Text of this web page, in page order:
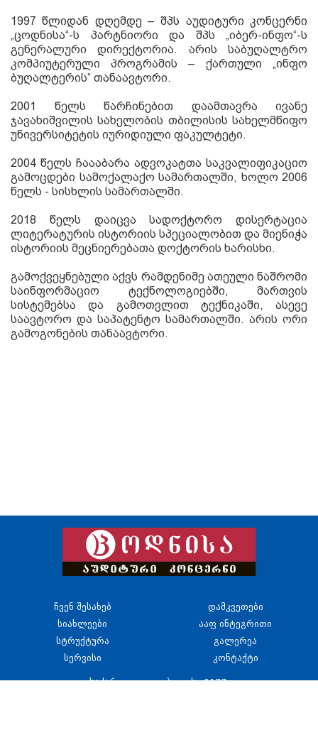
1997 წლიდან დღემდე – შპს აუდიტური კონცერნი
„ცოდნისა“-ს პარტნიორი და შპს „იბერ-ინფო“-ს
გენერალური დირექტორია. არის საბუღალტრო
კომპიუტერული პროგრამის – ქართული „ინფო
ბუღალტერის“ თანაავტორი.
2001 წელს წარჩინებით დაამთავრა ივანე
ჯავახიშვილის სახელობის თბილისის სახელმწიფო
უნივერსიტეტის იურიდიული ფაკულტეტი.
2004 წელს ჩაააბარა ადვოკატთა საკვალიფიკაციო
გამოცდები სამოქალაქო სამართალში, ხოლო 2006
წელს - სისხლის სამართალში.
2018 წელს დაიცვა სადოქტორო დისერტაცია
ლიტერატურის ისტორიის სპეციალობით და მიენიჭა
ისტორიის მეცნიერებათა დოქტორის ხარისხი.
გამოქვეყნებული აქვს რამდენიმე ათეული ნაშრომი
საინფორმაციო ტექნოლოგიებში, მართვის
სისტემებსა და გამოთვლით ტექნიკაში, ასევე
საავტორო და საპატენტო სამართალში. არის ორი
გამოგონების თანაავტორი.
ჩვენ შესახებ
სიახლეები
სტრუქტურა
სერვისი
დამკვეთები
ააფ ინტეგრითი
გალერეა
კონტაქტი
საქართველო, თბილისი 0177,